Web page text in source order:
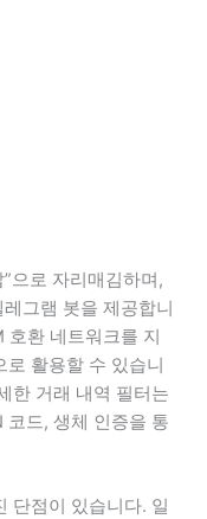
으로 자리매김하며,
그램 봇을 제공합니
호환 네트워크를 지
로 활용할 수 있습니
한 거래 내역 필터는
코드, 생체 인증을 통
단점이 있습니다. 일